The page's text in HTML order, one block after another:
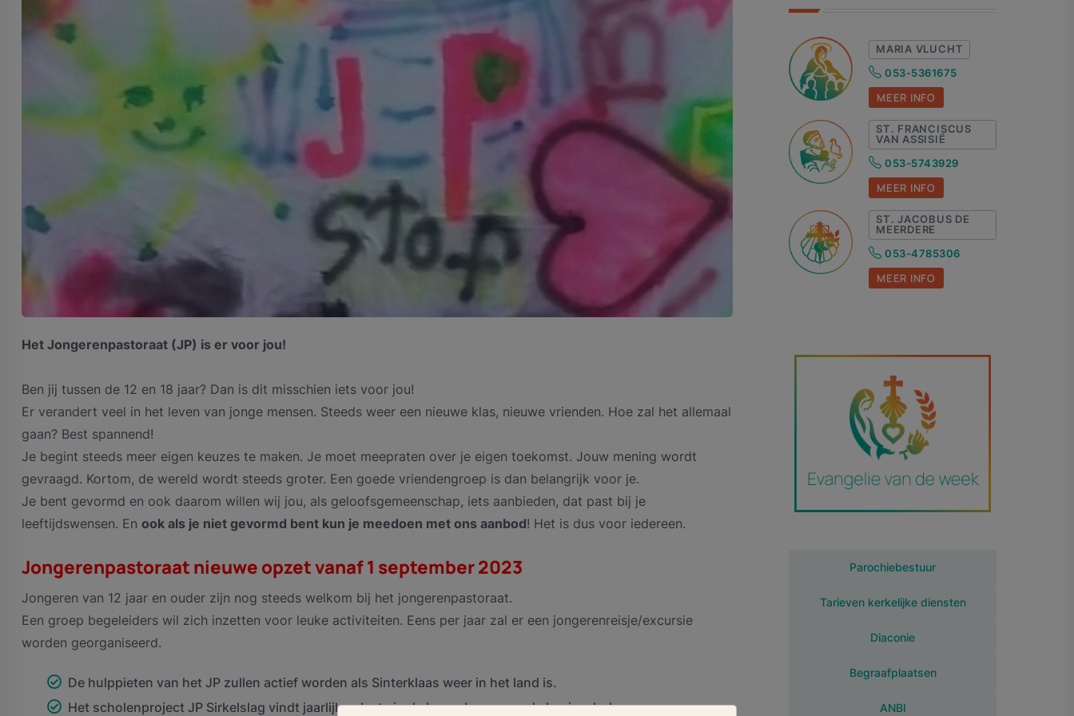
Het Jongerenpastoraat (JP) is er voor jou!
Ben jij tussen de 12 en 18 jaar? Dan is dit misschien iets voor jou!
Er verandert veel in het leven van jonge mensen. Steeds weer een nieuwe klas, nieuwe vrienden. Hoe zal het allemaal
gaan? Best spannend!
Je begint steeds meer eigen keuzes te maken. Je moet meepraten over je eigen toekomst. Jouw mening wordt
gevraagd. Kortom, de wereld wordt steeds groter. Een goede vriendengroep is dan belangrijk voor je.
Je bent gevormd en ook daarom willen wij jou, als geloofsgemeenschap, iets aanbieden, dat past bij je
leeftijdswensen. En ook als je niet gevormd bent kun je meedoen met ons aanbod! Het is dus voor iedereen.
Jongerenpastoraat nieuwe opzet vanaf 1 september 2023
Jongeren van 12 jaar en ouder zijn nog steeds welkom bij het jongerenpastoraat.
Een groep begeleiders wil zich inzetten voor leuke activiteiten. Eens per jaar zal er een jongerenreisje/excursie
worden georganiseerd.
De hulppieten van het JP zullen actief worden als Sinterklaas weer in het land is.
Het scholenproject JP Sirkelslag vindt jaarlijks plaats in de bovenbouw van de basisscholen.
MARIA VLUCHT
053-5361675
MEER INFO
ST. FRANCISCUS
VAN ASSISIË
053-5743929
MEER INFO
ST. JACOBUS DE
MEERDERE
053-4785306
MEER INFO
Parochiebestuur
Tarieven kerkelijke diensten
Diaconie
Begraafplaatsen
ANBI